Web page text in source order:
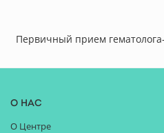
Первичный прием
О нас
О Центре